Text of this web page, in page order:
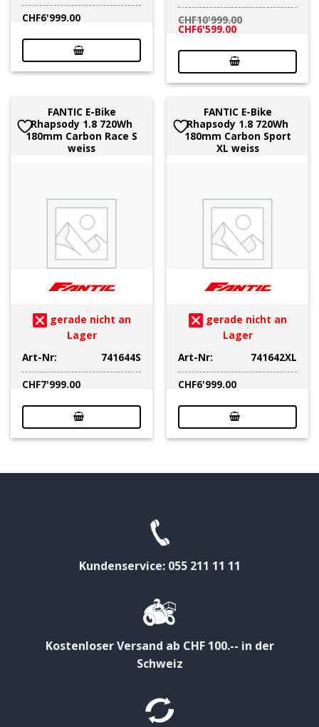
CHF6'999.00
CHF10'999.00
Ursprünglicher
Preis
war:
CHF10'999.00
CHF6'599.00Aktueller
ist:
CHF6'599.00.
FANTIC E-Bike
Rhapsody 1.8 720Wh
180mm Carbon Race S
weiss
gerade nicht an
Lager
Art-Nr:
741644S
CHF7'999.00
FANTIC E-Bike
Rhapsody 1.8 720Wh
180mm Carbon Sport
XL weiss
gerade nicht an
Lager
Art-Nr:
741642XL
CHF6'999.00
Kundenservice: 055 211 11 11
Kostenloser Versand ab CHF 100.-- in der
Schweiz